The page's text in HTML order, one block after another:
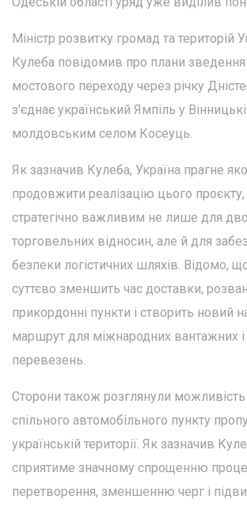
Міністр розвитку громад та територій
Кулеба повідомив про плани
мостового переходу через річку
з'єднає український Ямпіль у
молдовським селом Косеуць.
Як зазначив Кулеба, Україна прагне
продовжити реалізацію цього проєкту,
стратегічно важливим не лише для
торговельних відносин, але й для
безпеки логістичних шляхів. Відомо,
суттєво зменшить час доставки,
прикордонні пункти і створить новий
маршрут для міжнародних вантажних
перевезень.
Сторони також розглянули можливість
спільного автомобільного пункту
українській території. Як зазначив
сприятиме значному спрощенню
перетворення, зменшенню черг і